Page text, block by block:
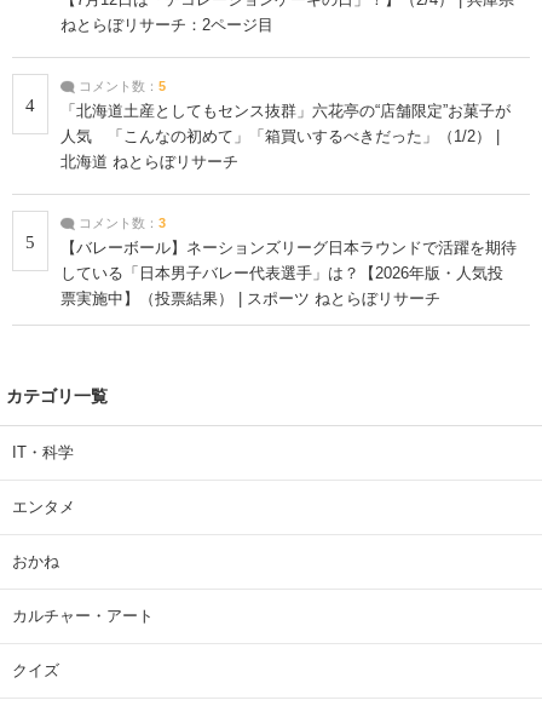
ねとらぼリサーチ：2ページ目
4
コメント数： 5
「北海道土産としてもセンス抜群」六花亭の“店舗限定”お菓子が
人気 「こんなの初めて」「箱買いするべきだった」（1/2） |
北海道 ねとらぼリサーチ
5
コメント数： 3
【バレーボール】ネーションズリーグ日本ラウンドで活躍を期待
している「日本男子バレー代表選手」は？【2026年版・人気投
票実施中】（投票結果） | スポーツ ねとらぼリサーチ
カテゴリ一覧
IT・科学
エンタメ
おかね
カルチャー・アート
クイズ